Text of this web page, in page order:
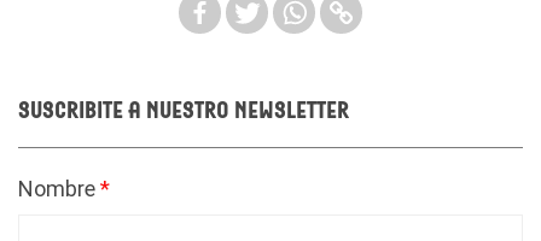
Suscribite a nuestro newsletter
Nombre